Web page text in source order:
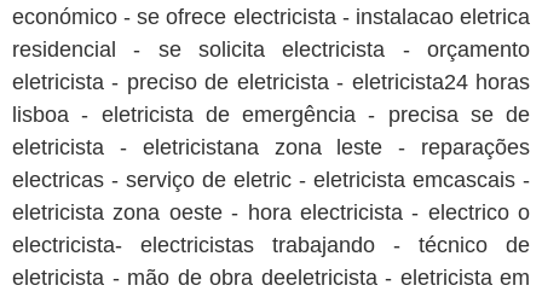
económico - se ofrece electricista - instalacao eletrica
residencial - se solicita electricista - orçamento
eletricista - preciso de eletricista - eletricista24 horas
lisboa - eletricista de emergência - precisa se de
eletricista - eletricistana zona leste - reparações
electricas - serviço de eletric - eletricista emcascais -
eletricista zona oeste - hora electricista - electrico o
electricista- electricistas trabajando - técnico de
eletricista - mão de obra deeletricista - eletricista em